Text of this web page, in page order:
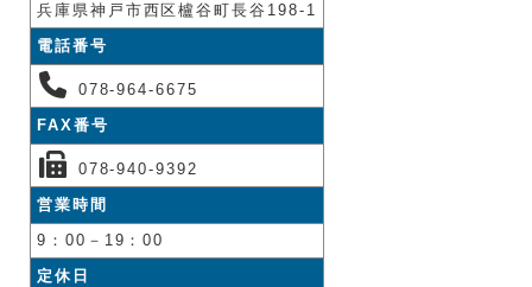
兵庫県神戸市西区櫨谷町長谷198-1
電話番号
078-964-6675
FAX番号
078-940-9392
営業時間
9：00－19：00
定休日